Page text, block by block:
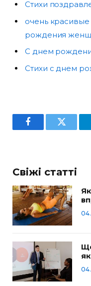
Стихи
очень
рождения
С днем
Стихи с днем
FacebookTwitter
Свіжі статті